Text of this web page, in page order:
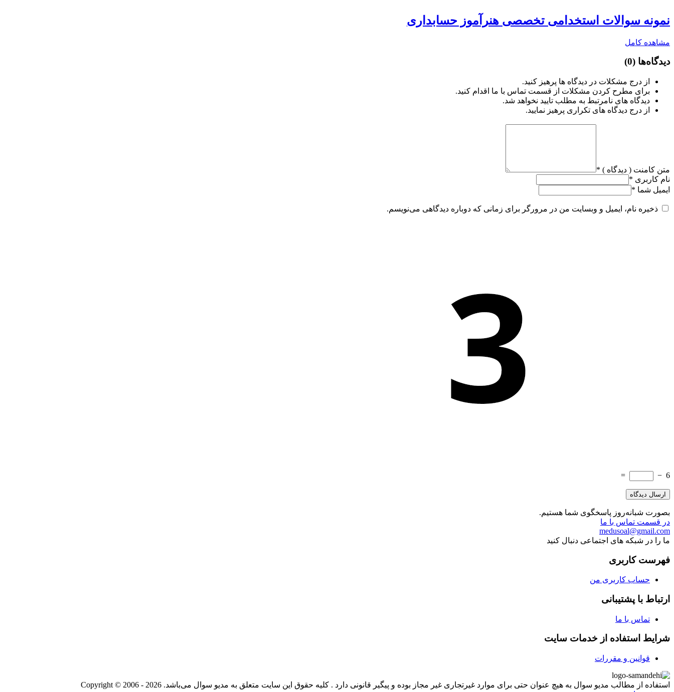
نمونه سوالات استخدامی تخصصی هنرآموز حسابداری
مشاهده کامل
دیدگاه‌ها (0)
از درج مشکلات در دیدگاه ها پرهیز کنید.
برای مطرح کردن مشکلات از قسمت تماس با ما اقدام کنید.
دیدگاه های نامرتبط به مطلب تایید نخواهد شد.
از درج دیدگاه های تکراری پرهیز نمایید.
متن کامنت ( دیدگاه ) *
نام کاربری *
ایمیل شما *
ذخیره نام، ایمیل و وبسایت من در مرورگر برای زمانی که دوباره دیدگاهی می‌نویسم.
6
−
=
بصورت شبانه‌روز پاسخگوی شما هستیم.
در قسمت تماس با ما
medusoal@gmail.com
ما را در شبکه های اجتماعی دنبال کنید
فهرست کاربری
حساب کاربری من
ارتباط با پشتیبانی
تماس با ما
شرایط استفاده از خدمات سایت
قوانین و مقررات
استفاده از مطالب مدیو سوال به هیچ عنوان حتی برای موارد غیرتجاری غیر مجاز بوده و پیگیر قانونی دارد . کلیه حقوق این سایت متعلق به مدیو سوال می‌باشد. Copyright © 2006 - 2026